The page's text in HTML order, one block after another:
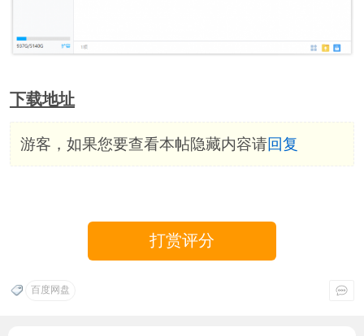
下载地址
游客，如果您要查看本帖隐藏内容请回复
打赏评分
百度网盘